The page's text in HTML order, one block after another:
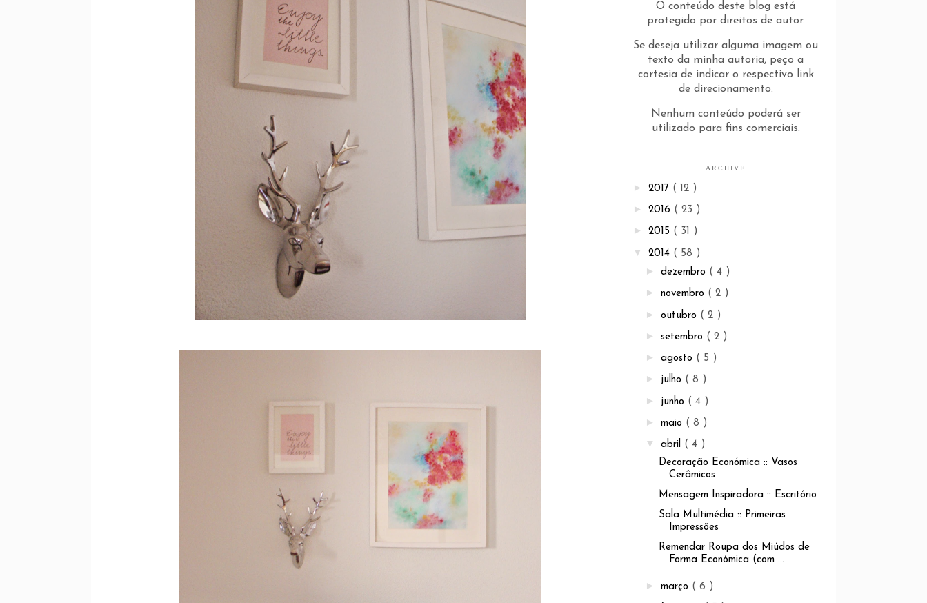
O conteúdo deste blog está
protegido por direitos de autor.
Se deseja utilizar alguma imagem ou
texto da minha autoria, peço a
cortesia de indicar o respectivo link
de direcionamento.
Nenhum conteúdo poderá ser
utilizado para fins comerciais.
ARCHIVE
► 2017 ( 12 )
► 2016 ( 23 )
► 2015 ( 31 )
▼ 2014 ( 58 )
► dezembro ( 4 )
► novembro ( 2 )
► outubro ( 2 )
► setembro ( 2 )
► agosto ( 5 )
► julho ( 8 )
► junho ( 4 )
► maio ( 8 )
▼ abril ( 4 )
Decoração Económica :: Vasos
Cerâmicos
Mensagem Inspiradora :: Escritório
Sala Multimédia :: Primeiras
Impressões
Remendar Roupa dos Miúdos de
Forma Económica (com ...
► março ( 6 )